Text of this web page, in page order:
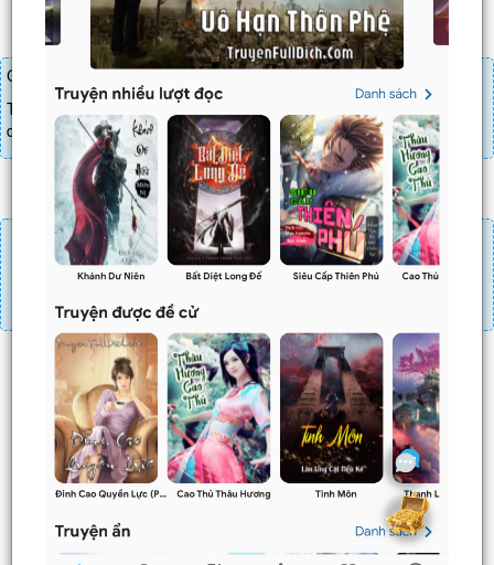
Chương truyện cần 20 LT để mua.
Truyện mua lẻ thì cứ Giá chương x Số chương, mua combo thì đến
danh sách combo tìm giá
Đăng nhập Nạp linh thạch
Mua 4 chương chỉ có tác dụng tiết kiệm thời gian.
Mua 4 chương thì 3 chương sau sẽ không phải ấn mua.
Ví dụ bạn đang ở chương 100 và mua 4 chương thìchương
101,102,103 sẽ không phải ấn mua.
Sau